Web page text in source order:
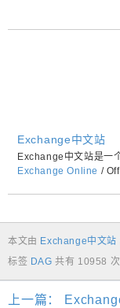
Exchange中文站
Exchange中文站是一
Exchange Online /
本文由 Exchange中文站
标签 DAG 共有 10958
上一篇：